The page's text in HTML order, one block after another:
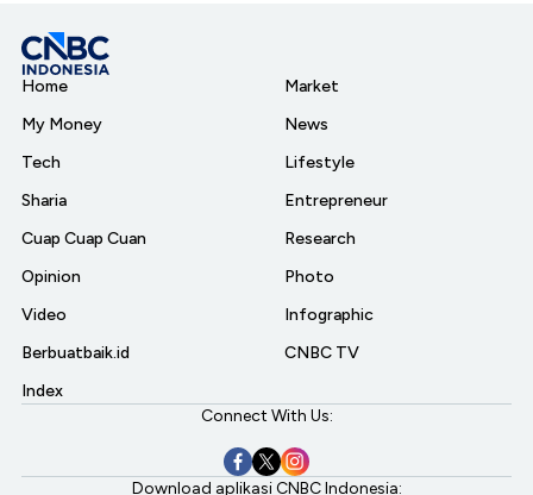
Home
My Money
Tech
Sharia
Cuap Cuap Cuan
Opinion
Video
Berbuatbaik.id
Index
Market
News
Lifestyle
Entrepreneur
Research
Photo
Infographic
CNBC TV
Connect With Us:
Download aplikasi CNBC Indonesia: